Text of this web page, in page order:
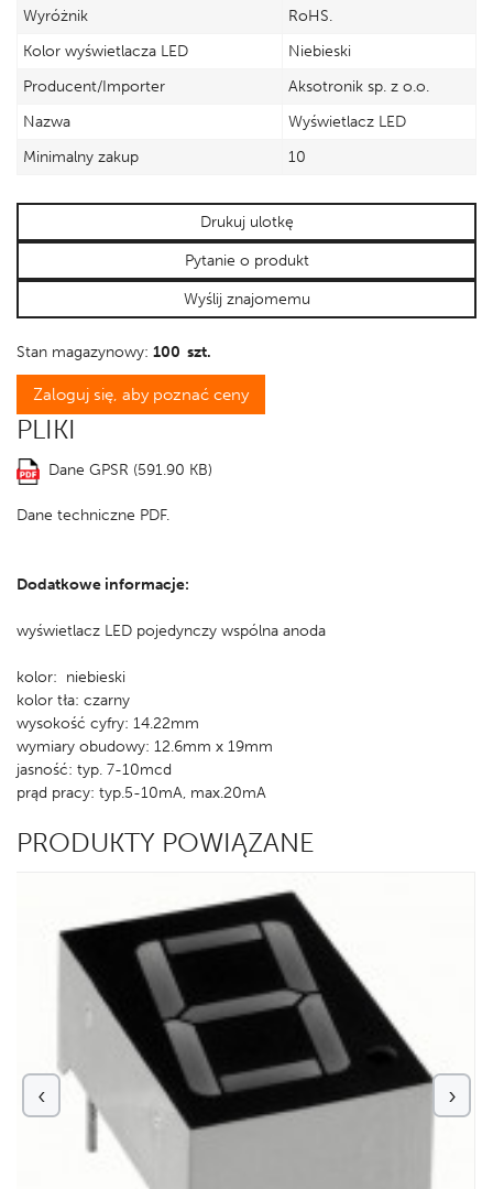
Wyróżnik
RoHS.
Kolor wyświetlacza LED
Niebieski
Producent/Importer
Aksotronik sp. z o.o.
Nazwa
Wyświetlacz LED
Minimalny zakup
10
Drukuj ulotkę
Pytanie o produkt
Wyślij znajomemu
Stan magazynowy: 100 szt.
Zaloguj się, aby poznać ceny
PLIKI
Dane GPSR (591.90 KB)
Dane techniczne PDF.
Dodatkowe informacje:
wyświetlacz LED pojedynczy wspólna anoda
kolor: niebieski
kolor tła: czarny
wysokość cyfry: 14.22mm
wymiary obudowy: 12.6mm x 19mm
jasność: typ. 7-10mcd
prąd pracy: typ.5-10mA, max.20mA
PRODUKTY POWIĄZANE
‹ ›